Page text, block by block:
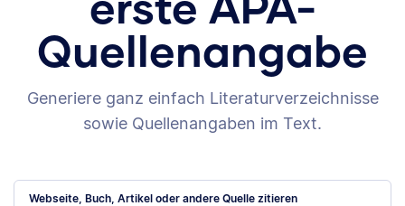
Quellenangabe
Generiere ganz einfach Literaturverzeichnisse
sowie Quellenangaben im Text.
Webseite, Buch, Artikel oder andere Quelle zitieren